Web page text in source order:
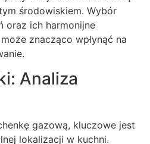
środowiskiem. Wybór
oraz ich harmonijne
znacząco wpłynąć na
Analiza
gazową, kluczowe jest
lokalizacji w kuchni.